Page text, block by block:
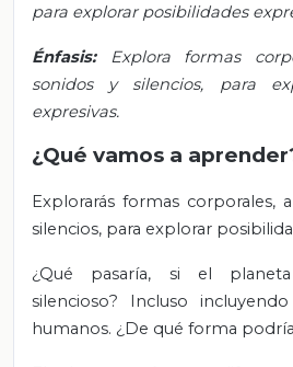
para explorar posibilidades
Énfasis:
Explora formas
sonidos y silencios, para
expresivas.
¿Qué vamos a
Explorarás formas corporales,
silencios, para explorar
¿Qué pasaría, si el
silencioso? Incluso
humanos. ¿De qué forma